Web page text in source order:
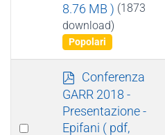
8.76 MB ) (1873
download)
Popolari
Select
p
d
f
Conferenza
GARR 2018 -
Presentazione -
Epifani ( pdf,